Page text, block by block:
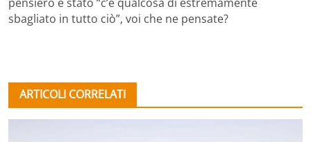
sbagliato in tutto ciò”, voi che ne pensate?
ARTICOLI CORRELATI